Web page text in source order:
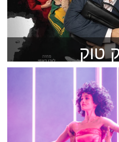
טוק
כפייתיות אובססיביות
>